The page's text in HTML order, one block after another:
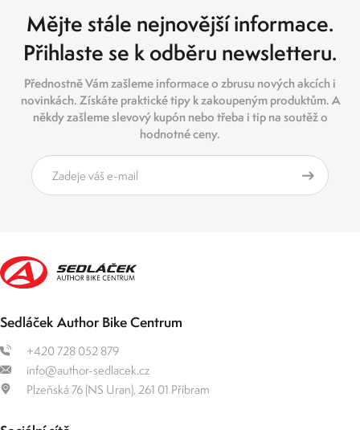
Mějte stále nejnovější informace.
Přihlaste se k odběru newsletteru.
Přednostně Vám zašleme informace o zbrusu nových akcích i
novinkách. Získáte praktické tipy k zakoupeným produktům. A
někdy zašleme slevový kupón nebo třeba i tip na soutěž o
hodnotné ceny.
Sedláček Author Bike Centrum
+420 728 052 879
info@author-sedlacek.cz
Plzeňská 76 (NS Uran), 261 01 Příbram